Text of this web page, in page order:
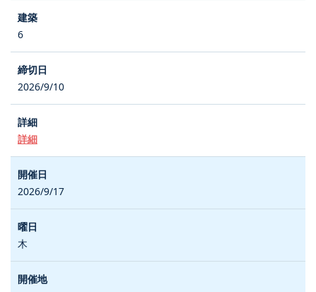
6
2026/9/10
詳細
2026/9/17
木